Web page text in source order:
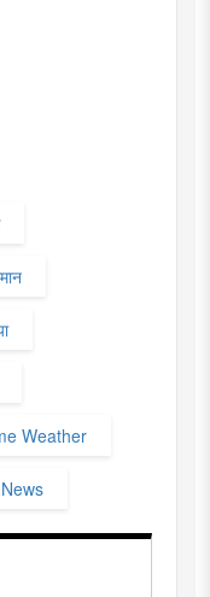
Weather